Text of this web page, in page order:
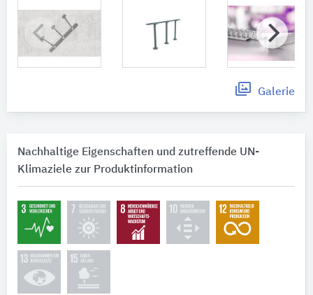
Galerie
Nachhaltige Eigenschaften und zutreffende UN-
Klimaziele zur Produktinformation